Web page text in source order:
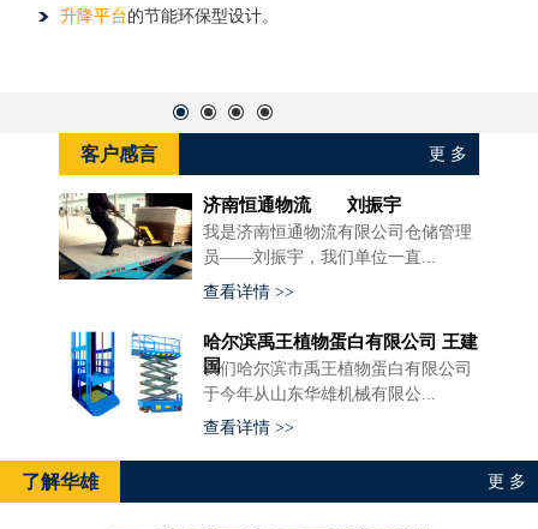
升降平台的节能环保型设计。
更 多
客户感言
济南恒通物流 刘振宇
我是济南恒通物流有限公司仓储管理
员——刘振宇，我们单位一直...
查看详情 >>
哈尔滨禹王植物蛋白有限公司 王建
国
我们哈尔滨市禹王植物蛋白有限公司
于今年从山东华雄机械有限公...
查看详情 >>
更 多
了解华雄